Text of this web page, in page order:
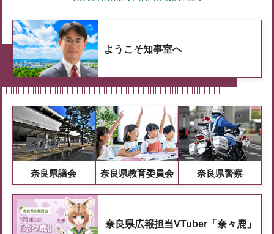
ようこそ知事室へ
奈良県議会 奈良県教育委員会 奈良県警察
奈良県広報担当VTuber「奈々鹿」